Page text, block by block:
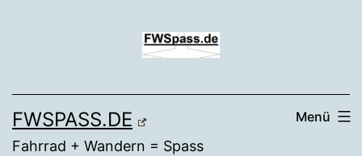
FWSPASS.DE
Fahrrad + Wandern = Spass
Menü